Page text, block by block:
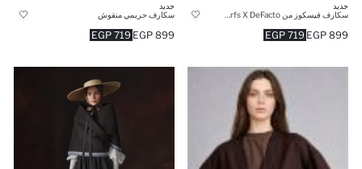
جديد
719 EGP 899 EGP
جديد
سكارف حريمي منقوش
719 EGP 899 EGP